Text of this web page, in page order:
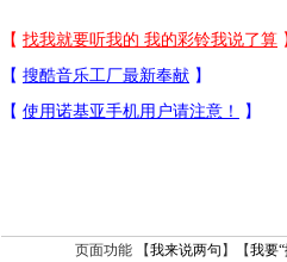
页面功能 【我来说两句 】【我要